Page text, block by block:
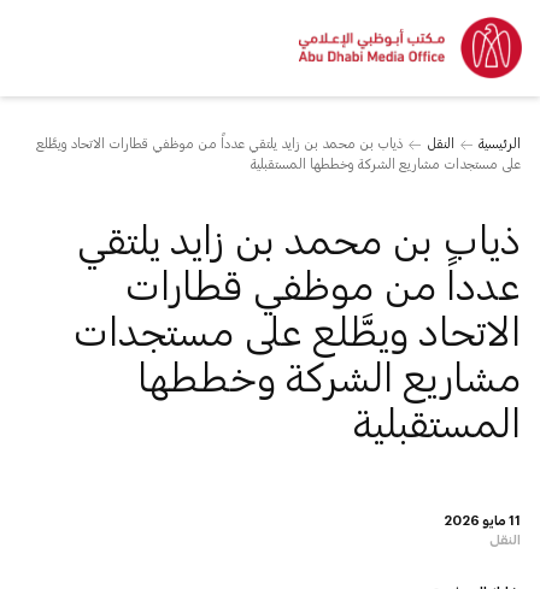
الرئيسية النقل
ذياب بن محمد بن زايد يلتقي عدداً من موظفي قطارات الاتحاد ويطَّلع
على مستجدات مشاريع الشركة وخططها المستقبلية
11 مايو 2026
النقل
ذياب بن محمد بن زايد يلتقي
عدداً من موظفي قطارات
الاتحاد ويطَّلع على مستجدات
مشاريع الشركة وخططها
المستقبلية